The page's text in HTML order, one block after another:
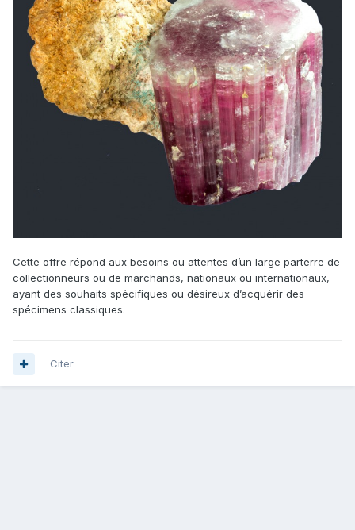
Cette offre répond aux besoins ou attentes d’un large parterre de
collectionneurs ou de marchands, nationaux ou internationaux,
ayant des souhaits spécifiques ou désireux d’acquérir des
spécimens classiques.
Citer